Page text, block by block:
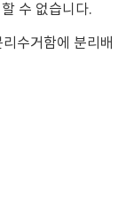
수 없습니다.
수거함에 분리배